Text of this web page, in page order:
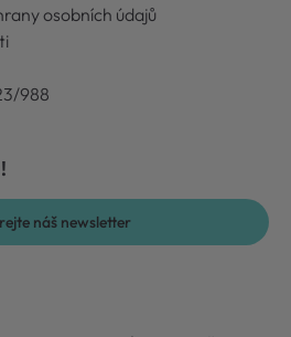
osobních údajů
988
náš newsletter